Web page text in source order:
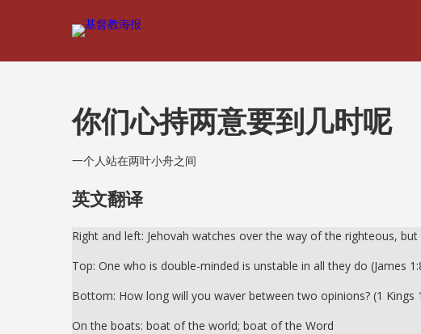
你们心持两意要到几时呢
一个人站在两叶小舟之间
英文翻译
Right and left: Jehovah watches over the way of the righteous,
Top: One who is double-minded is unstable in all they do (James
Bottom: How long will you waver between two opinions? (1 Kings
On the boats: boat of the world; boat of the Word